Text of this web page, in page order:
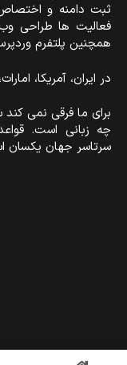
ثبت دامنه و
فعالیت ها طراحی
همچنین پلتفرم
در ایران، آمریکا،
برای ما فرقی نمی
چه زبانی است.
سرتاسر جهان یکسان